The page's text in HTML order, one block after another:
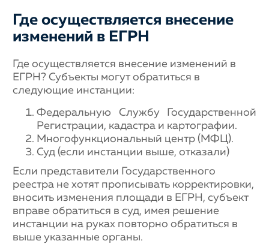
Где осуществляется внесение
изменений в ЕГРН
Где осуществляется внесение изменений в
ЕГРН? Субъекты могут обратиться в
следующие инстанции:
Федеральную Службу Государственной
Регистрации, кадастра и картографии.
Многофункциональный центр (МФЦ).
Суд (если инстанции выше, отказали)
Если представители Государственного
реестра не хотят прописывать корректировки,
вносить изменения площади в ЕГРН, субъект
вправе обратиться в суд, имея решение
инстанции на руках повторно обратиться в
выше указанные органы.